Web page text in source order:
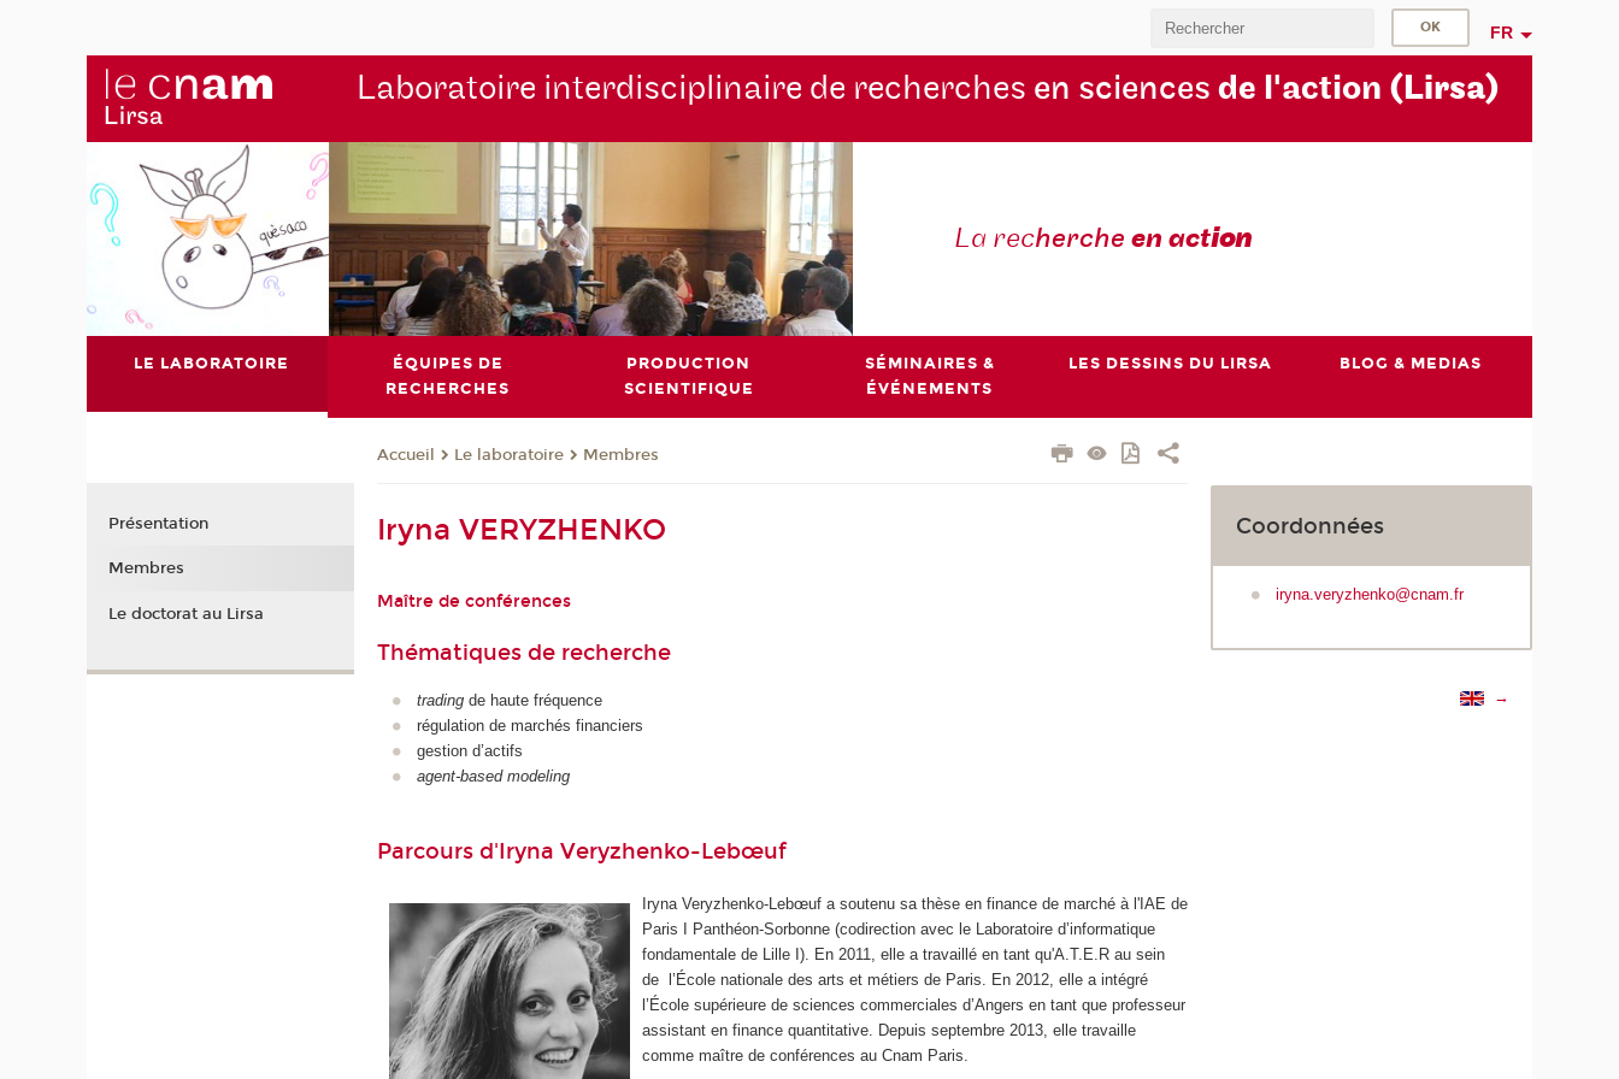
FR
Laboratoire interdisciplinaire de recherches en sciences de l'action (Lirsa)
La recherche en action
LE LABORATOIRE
ÉQUIPES DE
RECHERCHES
PRODUCTION
SCIENTIFIQUE
SÉMINAIRES &
ÉVÉNEMENTS
LES DESSINS DU LIRSA BLOG & MEDIAS
Accueil Le laboratoire Membres
Iryna VERYZHENKO
Maître de conférences
Thématiques de recherche
tradingde haute fréquence
régulation de marchés financiers
gestion d’actifs
agent-based modeling
Parcours d'Iryna Veryzhenko-Lebœuf
Iryna Veryzhenko-Lebœuf a soutenu sa thèse en finance de marché à l'IAE de
Paris I Panthéon-Sorbonne (codirection avec le Laboratoire d’informatique
fondamentale de Lille I). En 2011, elle a travaillé en tant qu'A.T.E.R au sein
de l’École nationale des arts et métiers de Paris. En 2012, elle a intégré
l’École supérieure de sciences commerciales d’Angers en tant que professeur
assistant en finance quantitative. Depuis septembre 2013, elle travaille
comme maître de conférences au Cnam Paris.
Coordonnées
iryna.veryzhenko@cnam.fr
→
Présentation
Membres
Le doctorat au Lirsa